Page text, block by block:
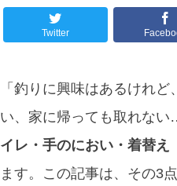
Twitter
「釣りに興味はあるけれ
い、家に帰っても取れな
イレ・手のにおい・着替え
ます。この記事は、その3